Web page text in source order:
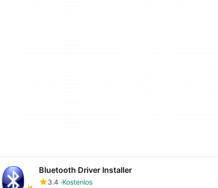
Bluetooth Driver Installer
3.4 Kostenlos